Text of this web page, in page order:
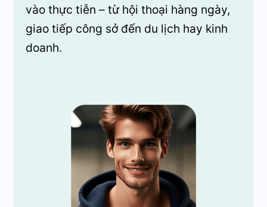
vào thực tiễn – từ hội thoại hàng ngày,
giao tiếp công sở đến du lịch hay kinh
doanh.